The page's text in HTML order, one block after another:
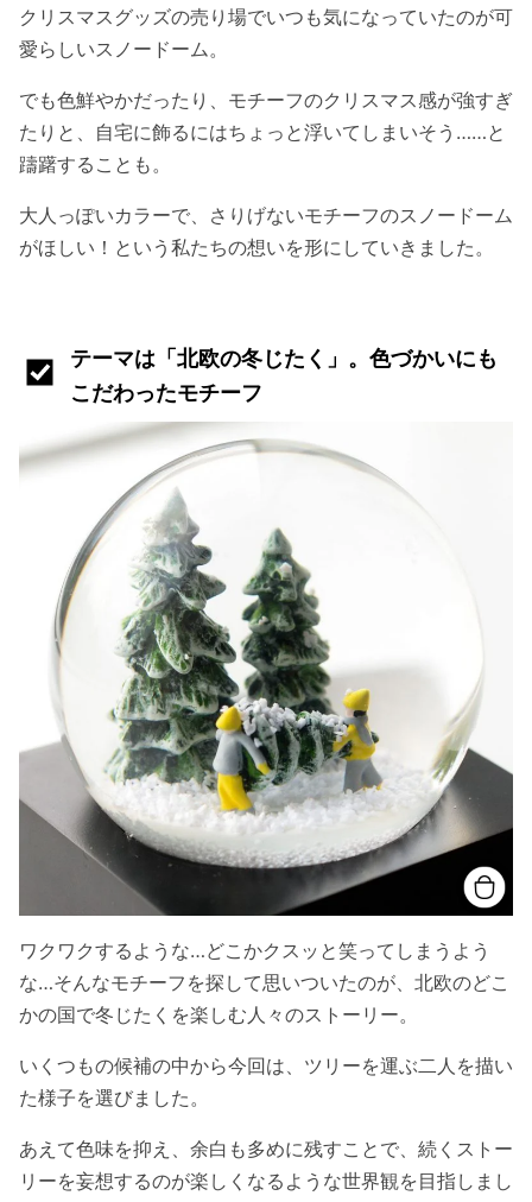
クリスマスグッズの売り場でいつも気になっていたのが可
愛らしいスノードーム。
でも色鮮やかだったり、モチーフのクリスマス感が強すぎ
たりと、自宅に飾るにはちょっと浮いてしまいそう……と
躊躇することも。
大人っぽいカラーで、さりげないモチーフのスノードーム
がほしい！という私たちの想いを形にしていきました。
テーマは「北欧の冬じたく」。色づかいにも
こだわったモチーフ
ワクワクするような…どこかクスッと笑ってしまうよう
な…そんなモチーフを探して思いついたのが、北欧のどこ
かの国で冬じたくを楽しむ人々のストーリー。
いくつもの候補の中から今回は、ツリーを運ぶ二人を描い
た様子を選びました。
あえて色味を抑え、余白も多めに残すことで、続くストー
リーを妄想するのが楽しくなるような世界観を目指しまし